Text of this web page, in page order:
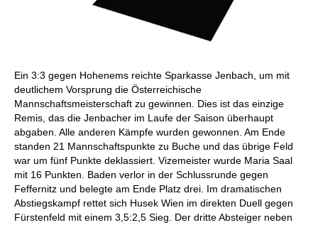
Ein 3:3 gegen Hohenems reichte Sparkasse Jenbach, um mit
deutlichem Vorsprung die Österreichische
Mannschaftsmeisterschaft zu gewinnen. Dies ist das einzige
Remis, das die Jenbacher im Laufe der Saison überhaupt
abgaben. Alle anderen Kämpfe wurden gewonnen. Am Ende
standen 21 Mannschaftspunkte zu Buche und das übrige Feld
war um fünf Punkte deklassiert. Vizemeister wurde Maria Saal
mit 16 Punkten. Baden verlor in der Schlussrunde gegen
Feffernitz und belegte am Ende Platz drei. Im dramatischen
Abstiegskampf rettet sich Husek Wien im direkten Duell gegen
Fürstenfeld mit einem 3,5:2,5 Sieg. Der dritte Absteiger neben